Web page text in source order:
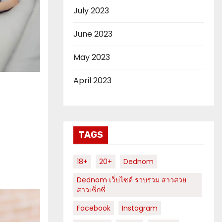
July 2023
June 2023
May 2023
April 2023
TAGS
18+ 20+
Dednom
Dednom เว็บไซด์ รวบรวม สาวสวย
สาวเซ็กซี่
Facebook
Instagram